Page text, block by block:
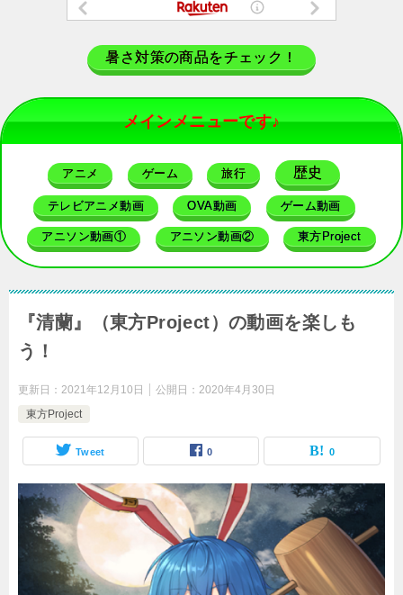
暑さ対策の商品をチェック！
メインメニューです♪
アニメ ゲーム 旅行 歴史
テレビアニメ動画 OVA動画 ゲーム動画
アニソン動画① アニソン動画② 東方Project
『清蘭』（東方Project）の動画を楽しも
う！
更新日： 2021年12月10日 公開日： 2020年4月30日
東方Project
Tweet 0 0